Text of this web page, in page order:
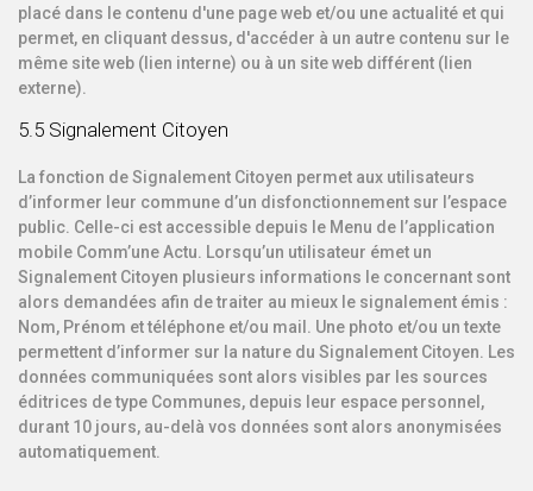
placé dans le contenu d'une page web et/ou une actualité et qui
permet, en cliquant dessus, d'accéder à un autre contenu sur le
même site web (lien interne) ou à un site web différent (lien
externe).
5.5 Signalement Citoyen
La fonction de Signalement Citoyen permet aux utilisateurs
d’informer leur commune d’un disfonctionnement sur l’espace
public. Celle-ci est accessible depuis le Menu de l’application
mobile Comm’une Actu. Lorsqu’un utilisateur émet un
Signalement Citoyen plusieurs informations le concernant sont
alors demandées afin de traiter au mieux le signalement émis :
Nom, Prénom et téléphone et/ou mail. Une photo et/ou un texte
permettent d’informer sur la nature du Signalement Citoyen. Les
données communiquées sont alors visibles par les sources
éditrices de type Communes, depuis leur espace personnel,
durant 10 jours, au-delà vos données sont alors anonymisées
automatiquement.